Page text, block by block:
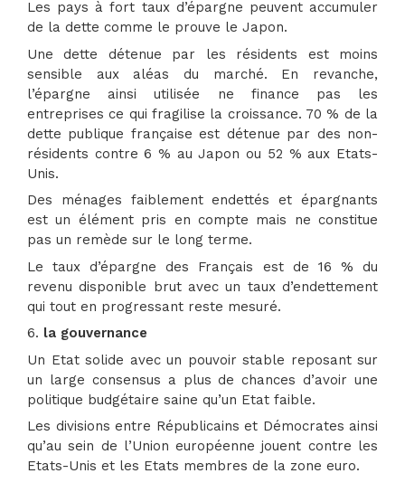
Les pays à fort taux d’épargne peuvent accumuler
de la dette comme le prouve le Japon.
Une dette détenue par les résidents est moins
sensible aux aléas du marché. En revanche,
l’épargne ainsi utilisée ne finance pas les
entreprises ce qui fragilise la croissance. 70 % de la
dette publique française est détenue par des non-
résidents contre 6 % au Japon ou 52 % aux Etats-
Unis.
Des ménages faiblement endettés et épargnants
est un élément pris en compte mais ne constitue
pas un remède sur le long terme.
Le taux d’épargne des Français est de 16 % du
revenu disponible brut avec un taux d’endettement
qui tout en progressant reste mesuré.
6. la gouvernance
Un Etat solide avec un pouvoir stable reposant sur
un large consensus a plus de chances d’avoir une
politique budgétaire saine qu’un Etat faible.
Les divisions entre Républicains et Démocrates ainsi
qu’au sein de l’Union européenne jouent contre les
Etats-Unis et les Etats membres de la zone euro.